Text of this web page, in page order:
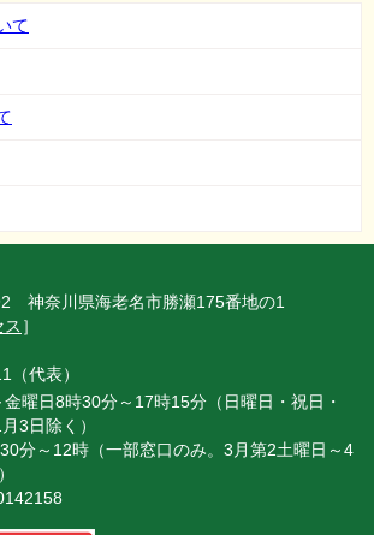
て
神奈川県海老名市勝瀬175番地の1
］
（代表）
曜日8時30分～17時15分（日曜日・祝日・
3日除く）
分～12時（一部窓口のみ。3月第2土曜日～4